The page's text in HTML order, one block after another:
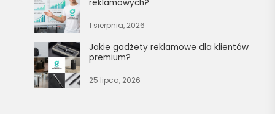
reklamowych?
1 sierpnia, 2026
Jakie gadżety reklamowe dla klientów
premium?
25 lipca, 2026